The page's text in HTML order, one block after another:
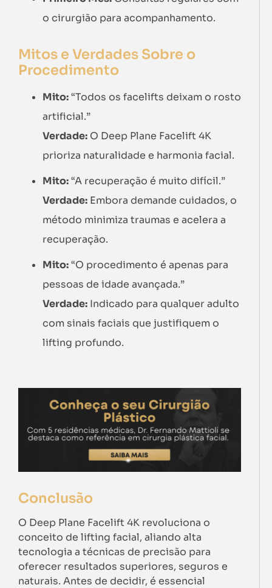
o cirurgião para acompanhamento.
Mitos e Verdades Sobre o
Procedimento
Mito:“Todos os facelifts deixam o rosto
artificial.”
Verdade: O Deep Plane Facelift 4K
prioriza naturalidade e harmonia facial.
Mito:“A recuperação é muito difícil.”
Verdade: Embora demande cuidados, o
método minimiza traumas e acelera a
recuperação.
Mito:“O procedimento é apenas para
pessoas de idade avançada.”
Verdade: Indicado para qualquer adulto
com sinais faciais que justifiquem o
lifting profundo.
Conclusão
O Deep Plane Facelift 4K revoluciona o
conceito de lifting facial, aliando alta
tecnologia a técnicas de precisão para
oferecer resultados superiores, seguros e
naturais. Antes de decidir, é essencial